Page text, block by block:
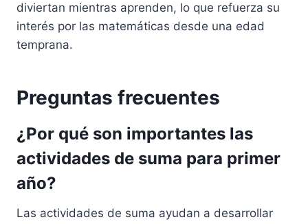
diviertan mientras aprenden, lo que refuerza su
interés por las matemáticas desde una edad
temprana.
Preguntas frecuentes
¿Por qué son importantes las
actividades de suma para primer
año?
Las actividades de suma ayudan a desarrollar